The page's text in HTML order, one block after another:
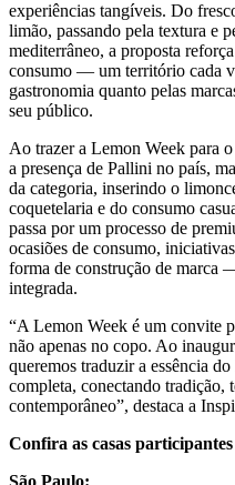
experiências tangíveis. Do
limão, passando pela textura e
mediterrâneo, a proposta
consumo — um território cada
gastronomia quanto pelas
seu público.
Ao trazer a Lemon Week para
a presença de Pallini no país,
da categoria, inserindo o
coquetelaria e do consumo
passa por um processo de
ocasiões de consumo,
forma de construção de marca
integrada.
“A Lemon Week é um convite
não apenas no copo. Ao
queremos traduzir a essência
completa, conectando tradição,
contemporâneo”, destaca a
Confira as casas
São Paulo: